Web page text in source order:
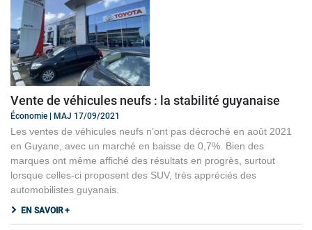
Vente de véhicules neufs : la stabilité guyanaise
Économie | MAJ 17/09/2021
Les ventes de véhicules neufs n’ont pas décroché en août 2021
en Guyane, avec un marché en baisse de 0,7%. Bien des
marques ont même affiché des résultats en progrès, surtout
lorsque celles-ci proposent des SUV, très appréciés des
automobilistes guyanais.
EN SAVOIR +